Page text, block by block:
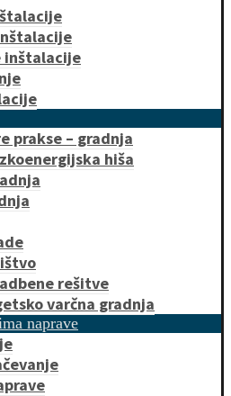
prakse – gradnja
hiša
rešitve
varčna gradnja
naprave